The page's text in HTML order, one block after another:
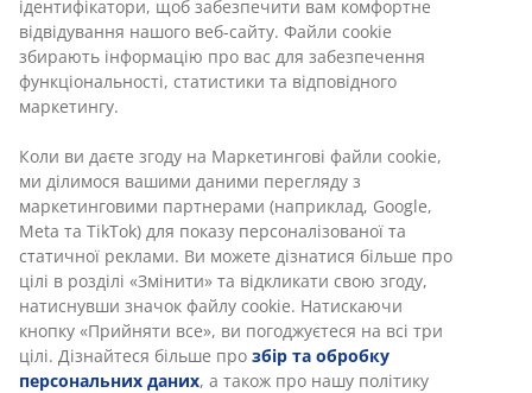
Різні варіанти доставки
Швидка та зручна доставка на ваш вибір
структурованого матеріалу. Для стільця з низькою
спинкою. 51x100x4 см
Артикул: 6400125
Характеристики
ідентифікатори, щоб забезпечити вам комфортне
відвідування нашого веб-сайту. Файли cookie
збирають інформацію про вас для забезпечення
функціональності, статистики та відповідного
маркетингу.
Коли ви даєте згоду на Маркетингові файли cookie,
ми ділимося вашими даними перегляду з
маркетинговими партнерами (наприклад, Google,
Meta та TikTok) для показу персоналізованої та
статичної реклами. Ви можете дізнатися більше про
цілі в розділі «Змінити» та відкликати свою згоду,
натиснувши значок файлу cookie. Натискаючи
кнопку «Прийняти все», ви погоджуєтеся на всі три
цілі. Дізнайтеся більше про збір та обробку
персональних даних, а також про нашу політику